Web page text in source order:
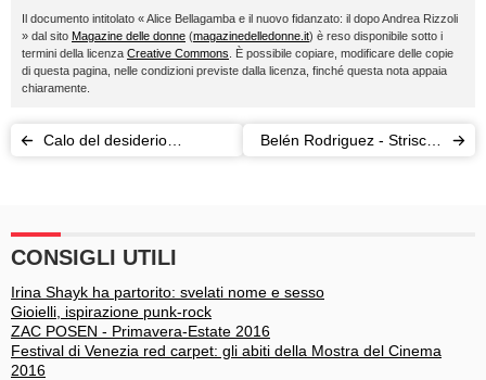
Il documento intitolato « Alice Bellagamba e il nuovo fidanzato: il dopo Andrea Rizzoli
» dal sito Magazine delle donne (magazinedelledonne.it) è reso disponibile sotto i
termini della licenza Creative Commons . È possibile copiare, modificare delle copie
di questa pagina, nelle condizioni previste dalla licenza, finché questa nota appaia
chiaramente.
Calo del desiderio
Belén Rodriguez - Striscia:
CONSIGLI UTILI
Irina Shayk ha partorito: svelati nome e sesso
Gioielli, ispirazione punk-rock
ZAC POSEN - Primavera-Estate 2016
Festival di Venezia red carpet: gli abiti della Mostra del Cinema
2016